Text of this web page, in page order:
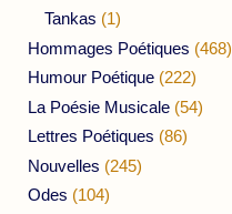
Tankas (1)
Hommages Poétiques (468)
Humour Poétique (222)
La Poésie Musicale (54)
Lettres Poétiques (86)
Nouvelles (245)
Odes (104)